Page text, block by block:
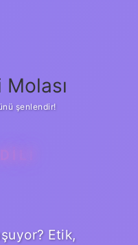
şenlendir!
Etik,